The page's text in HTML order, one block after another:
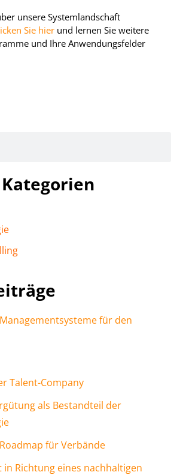
unsere Systemlandschaft
Sie hier und lernen Sie weitere
und Ihre Anwendungsfelder
für den
Talent-Company
als Bestandteil der
für Verbände
Richtung eines nachhaltigen